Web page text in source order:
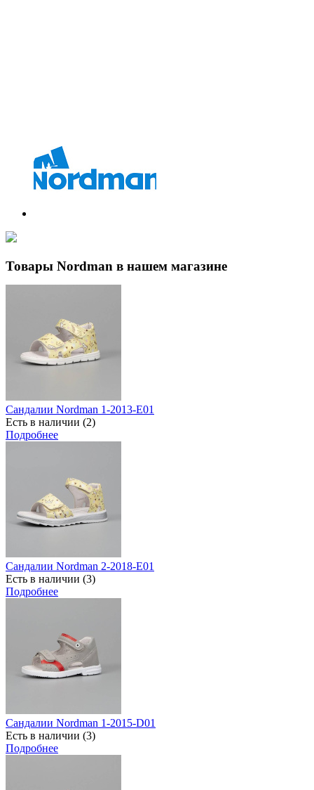
Товары Nordman в нашем магазине
Сандалии Nordman 1-2013-Е01
Есть в наличии (2)
Подробнее
Сандалии Nordman 2-2018-E01
Есть в наличии (3)
Подробнее
Сандалии Nordman 1-2015-D01
Есть в наличии (3)
Подробнее